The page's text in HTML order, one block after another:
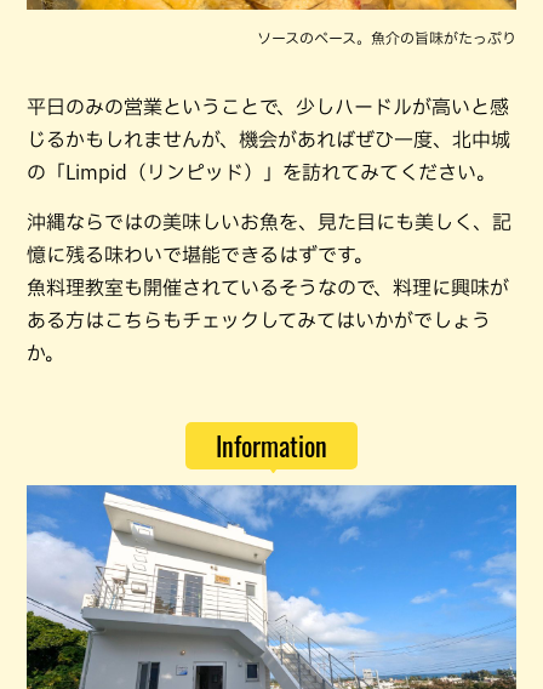
ソースのベース。魚介の旨味がたっぷり
平日のみの営業ということで、少しハードルが高いと感
じるかもしれませんが、機会があればぜひ一度、北中城
の「Limpid（リンピッド）」を訪れてみてください。
沖縄ならではの美味しいお魚を、見た目にも美しく、記
憶に残る味わいで堪能できるはずです。
魚料理教室も開催されているそうなので、料理に興味が
ある方はこちらもチェックしてみてはいかがでしょう
か。
Information